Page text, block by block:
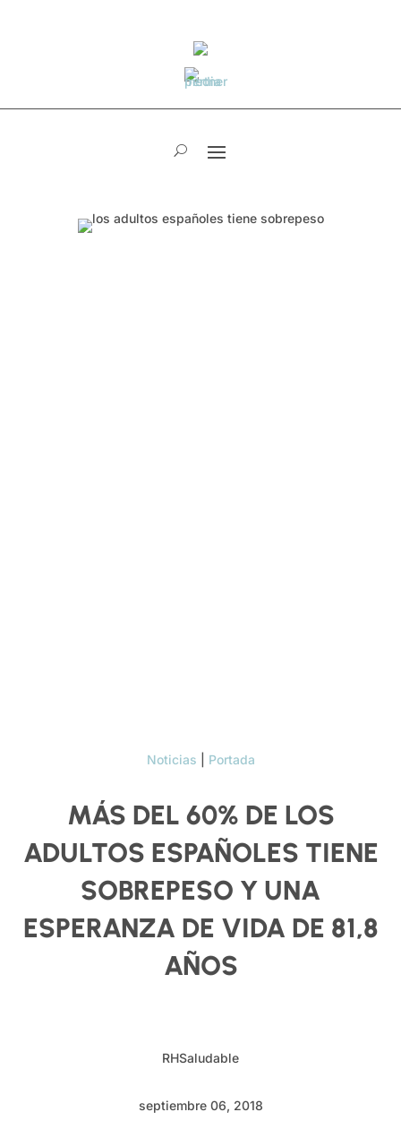
Noticias Portada
MÁS DEL 60% DE LOS
ADULTOS ESPAÑOLES TIENE
SOBREPESO Y UNA
ESPERANZA DE VIDA DE 81,8
AÑOS
RHSaludable
septiembre 06, 2018